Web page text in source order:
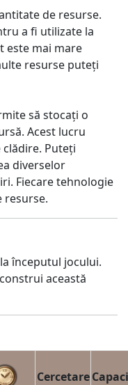
de resurse.
a fi utilizate la
este mai mare
resurse puteți
să stocați o
Acest lucru
Puteți
diverselor
Fiecare tehnologie
resurse.
începutul jocului.
această
Cercetare